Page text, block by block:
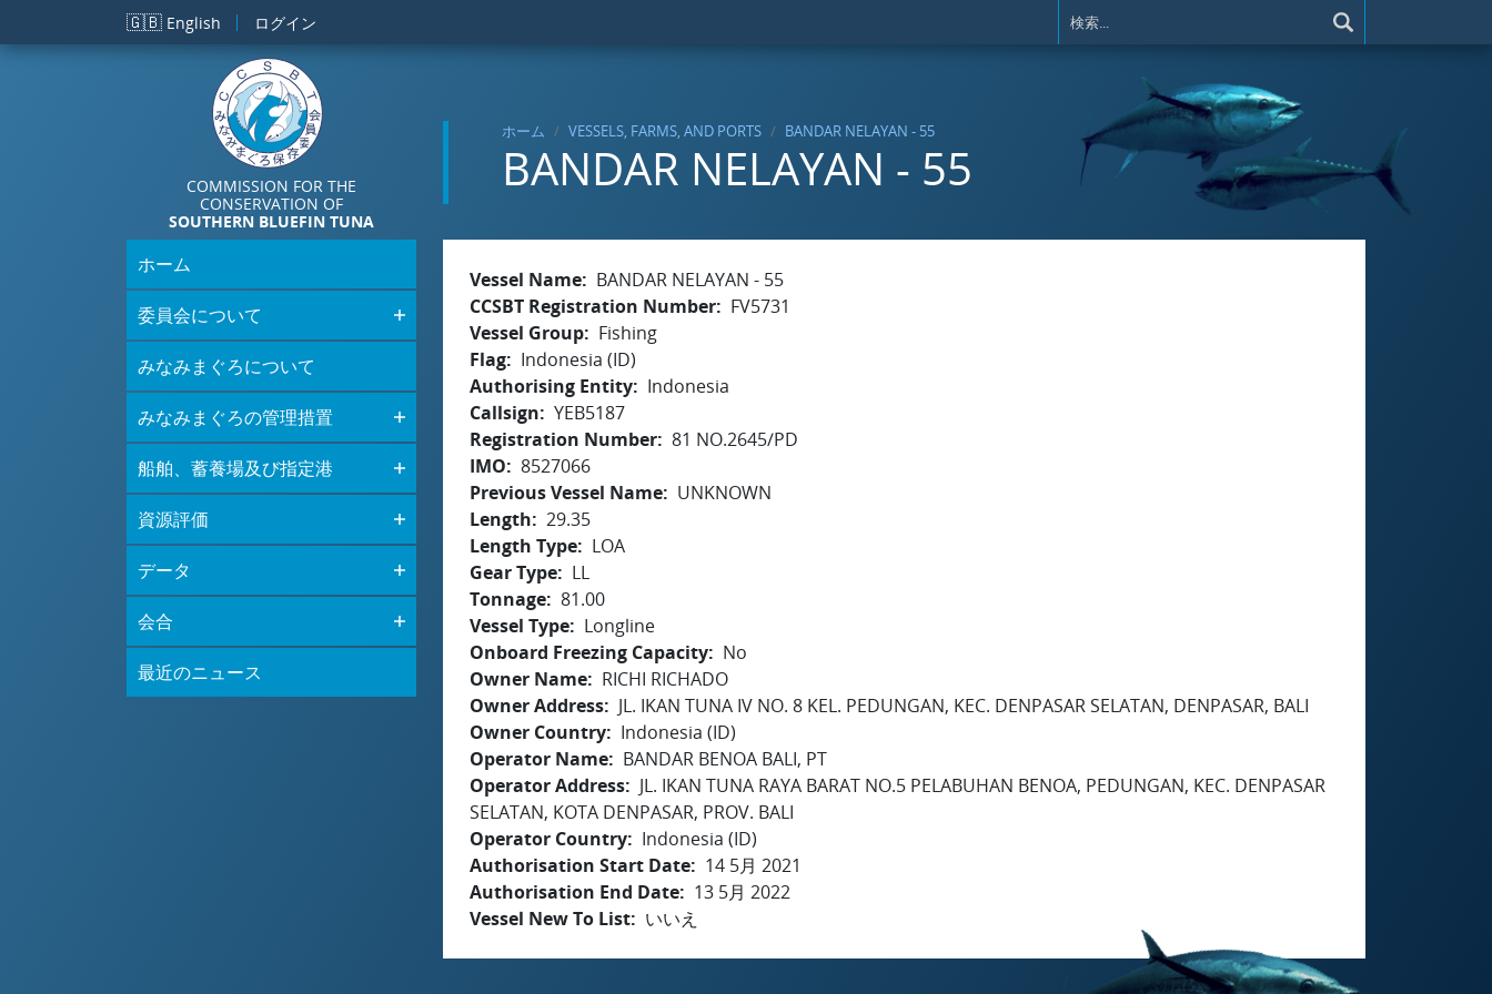
メインコンテンツに移動
🇬🇧 English ログイン
COMMISSION FOR THE
CONSERVATION OF
SOUTHERN BLUEFIN TUNA
ホーム VESSELS, FARMS, AND PORTS BANDAR NELAYAN - 55
BANDAR NELAYAN - 55
ホーム
委員会について
みなみまぐろについて
みなみまぐろの管理措置
船舶、蓄養場及び指定港
資源評価
データ
会合
最近のニュース
Vessel Name
BANDAR NELAYAN - 55
CCSBT Registration Number
FV5731
Vessel Group
Fishing
Flag
Indonesia (ID)
Authorising Entity
Indonesia
Callsign
YEB5187
Registration Number 81 NO.2645/PD
IMO
8527066
Previous Vessel Name
UNKNOWN
Length
29.35
Length Type
LOA
Gear Type
LL
Tonnage 81.00
Vessel Type
Longline
Onboard Freezing Capacity
No
Owner Name
RICHI RICHADO
Owner Address
JL. IKAN TUNA IV NO. 8 KEL. PEDUNGAN, KEC. DENPASAR SELATAN, DENPASAR, BALI
Owner Country
Indonesia (ID)
Operator Name
BANDAR BENOA BALI, PT
Operator Address
JL. IKAN TUNA RAYA BARAT NO.5 PELABUHAN BENOA, PEDUNGAN, KEC. DENPASAR
SELATAN, KOTA DENPASAR, PROV. BALI
Operator Country
Indonesia (ID)
Authorisation Start Date
14 5月 2021
Authorisation End Date
13 5月 2022
Vessel New To List
いいえ